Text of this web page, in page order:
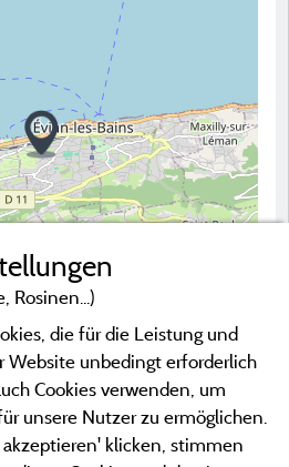
© OpenStreetMap contributors
Rosinen...)
die für die Leistung und
Website unbedingt erforderlich
Cookies verwenden, um
unsere Nutzer zu ermöglichen.
klicken, stimmen